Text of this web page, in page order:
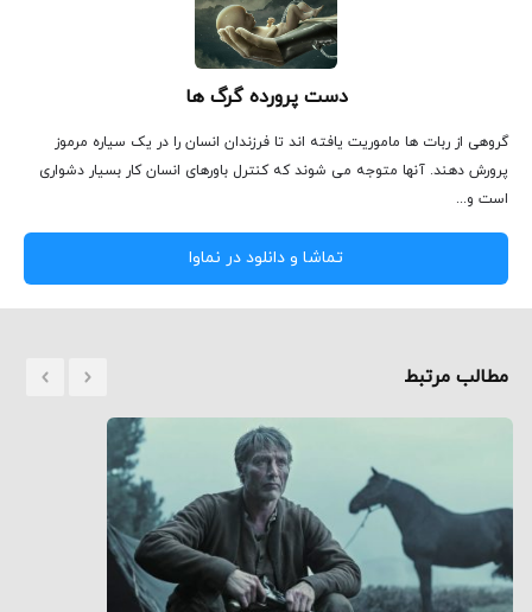
دست پرورده گرگ ها
گروهی از ربات ها ماموریت یافته اند تا فرزندان انسان را در یک سیاره مرموز
پرورش دهند. آنها متوجه می شوند که کنترل باورهای انسان کار بسیار دشواری
است و...
تماشا و دانلود در نماوا
مطالب مرتبط